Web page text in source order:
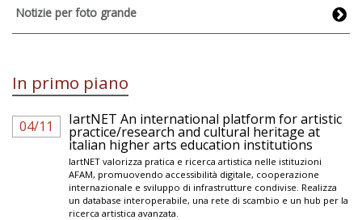
Notizie per foto grande
In primo piano
04/11 IartNET An international platform for artistic
practice/research and cultural heritage at
italian higher arts education institutions
IartNET valorizza pratica e ricerca artistica nelle istituzioni
AFAM, promuovendo accessibilità digitale, cooperazione
internazionale e sviluppo di infrastrutture condivise. Realizza
un database interoperabile, una rete di scambio e un hub per la
ricerca artistica avanzata.